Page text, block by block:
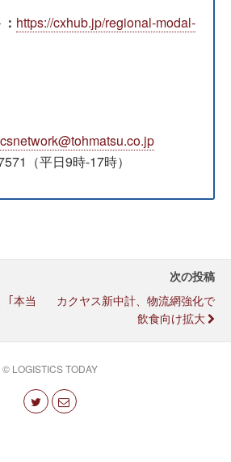
https://cxhub.jp/regional-modal-
（平日9時-17時）
｢本当
次の投稿
カクヤス新中計、物流網強化で
飲食向け拡大
© LOGISTICS TODAY